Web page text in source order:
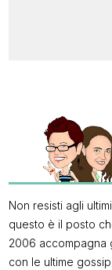
Non resisti agli
questo è il posto
2006 accompagna
con le ultime